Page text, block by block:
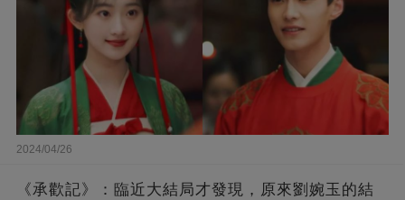
2024/04/26
《承歡記》：臨近大結局才發現，原來劉婉玉的結